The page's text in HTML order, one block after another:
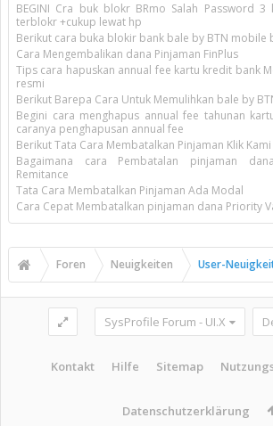
BEGINI Cra buk blokr BRmo Salah Password 3
terblokr +cukup lewat hp
Berikut cara buka blokir bank bale by BTN mobile
Cara Mengembalikan dana Pinjaman FinPlus
Tips cara hapuskan annual fee kartu kredit bank
resmi
Berikut Barepa Cara Untuk Memulihkan bale by
Begini cara menghapus annual fee tahunan
caranya penghapusan annual fee
Berikut Tata Cara Membatalkan Pinjaman Klik Kami
Bagaimana cara Pembatalan pinjaman
Remitance
Tata Cara Membatalkan Pinjaman Ada Modal
Cara Cepat Membatalkan pinjaman dana Priority
Foren Neuigkeiten User-
SysProfile Forum - UI.X
Kontakt Hilfe Sitemap
Datenschutzerklärung